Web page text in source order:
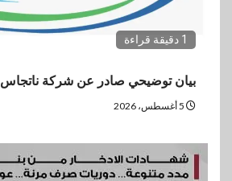
1 دقيقة قراءة
بيان توضيحي صادر عن شركة ناتجاس